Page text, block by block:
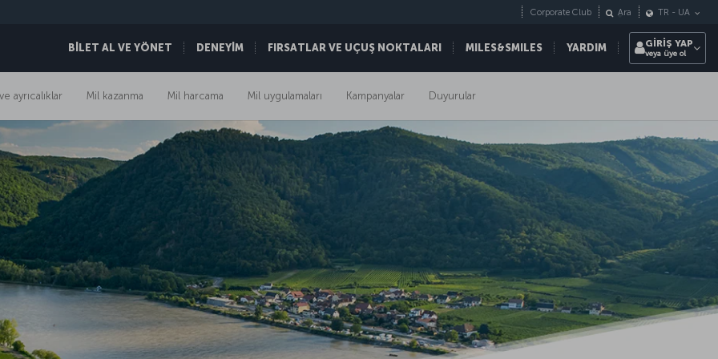
BİLET AL VE YÖNET DENEYİM FIRSATLAR VE UÇUŞ NOKTALARI MILES&SMILES YARDIM
Corporate Club Ara TR - UA
GİRİŞ YAP
veya üye ol
ayrıcalıklar Mil kazanma Mil harcama Mil uygulamaları Kampanyalar Duyurular